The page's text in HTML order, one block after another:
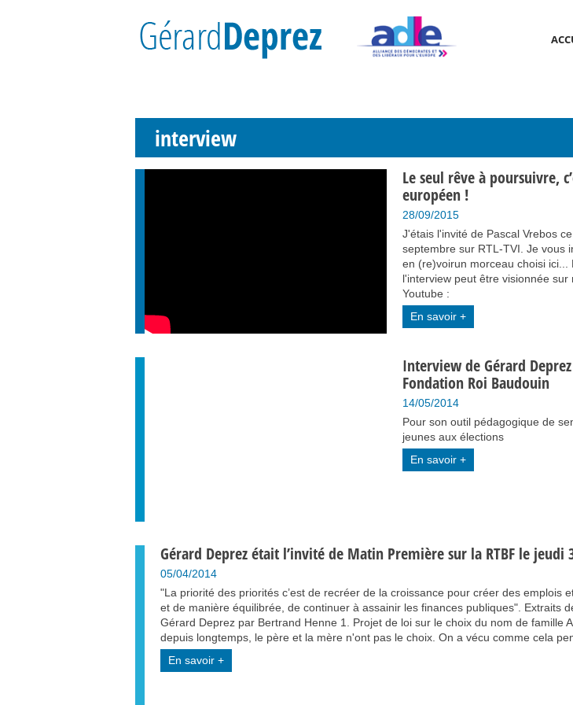
interview
Le seul rêve à poursuivre,
européen !
28/09/2015
J'étais l'invité de Pascal Vrebos
septembre sur RTL-TVI. Je vous
en (re)voirun morceau choisi ici...
l'interview peut être visionnée sur
Youtube :
En savoir +
Interview de Gérard
Fondation Roi Baudouin
14/05/2014
Pour son outil pédagogique de
jeunes aux élections
En savoir +
Gérard Deprez était l’invité de Matin Première sur la RTBF le jeudi
05/04/2014
"La priorité des priorités c’est de recréer de la croissance pour créer des emplois
et de manière équilibrée, de continuer à assainir les finances publiques". Extraits
Gérard Deprez par Bertrand Henne 1. Projet de loi sur le choix du nom de famille
depuis longtemps, le père et la mère n'ont pas le choix. On a vécu comme cela
En savoir +